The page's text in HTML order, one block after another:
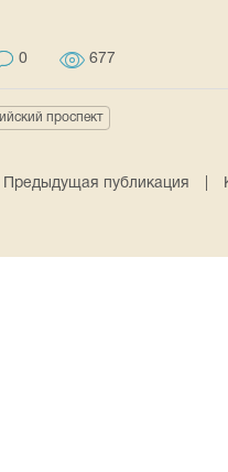
0 677
проспект
Предыдущая публикация